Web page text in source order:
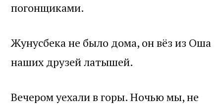
погонщиками.
Жунусбека не было дома, он вёз из Оша
наших друзей латышей.
Вечером уехали в горы. Ночью мы, не